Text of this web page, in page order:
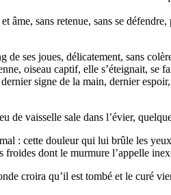
sans retenue, sans se
ses joues, délicatement, sans
oiseau captif, elle s’éteignait, se
signe de la main, dernier
de vaisselle sale dans l’évier,
: cette douleur qui lui brûle les
dont le murmure l’appelle
croira qu’il est tombé et le curé